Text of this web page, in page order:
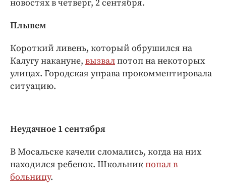
Интересное чтиво
Работодатель года
новостях в четверг, 2 сентября.
Плывем
Короткий ливень, который обрушился на
Калугу накануне, вызвалпотоп на некоторых
улицах. Городская управа прокомментировала
ситуацию.
Неудачное 1 сентября
В Мосальске качели сломались, когда на них
находился ребенок. Школьникпопал в
больницу.